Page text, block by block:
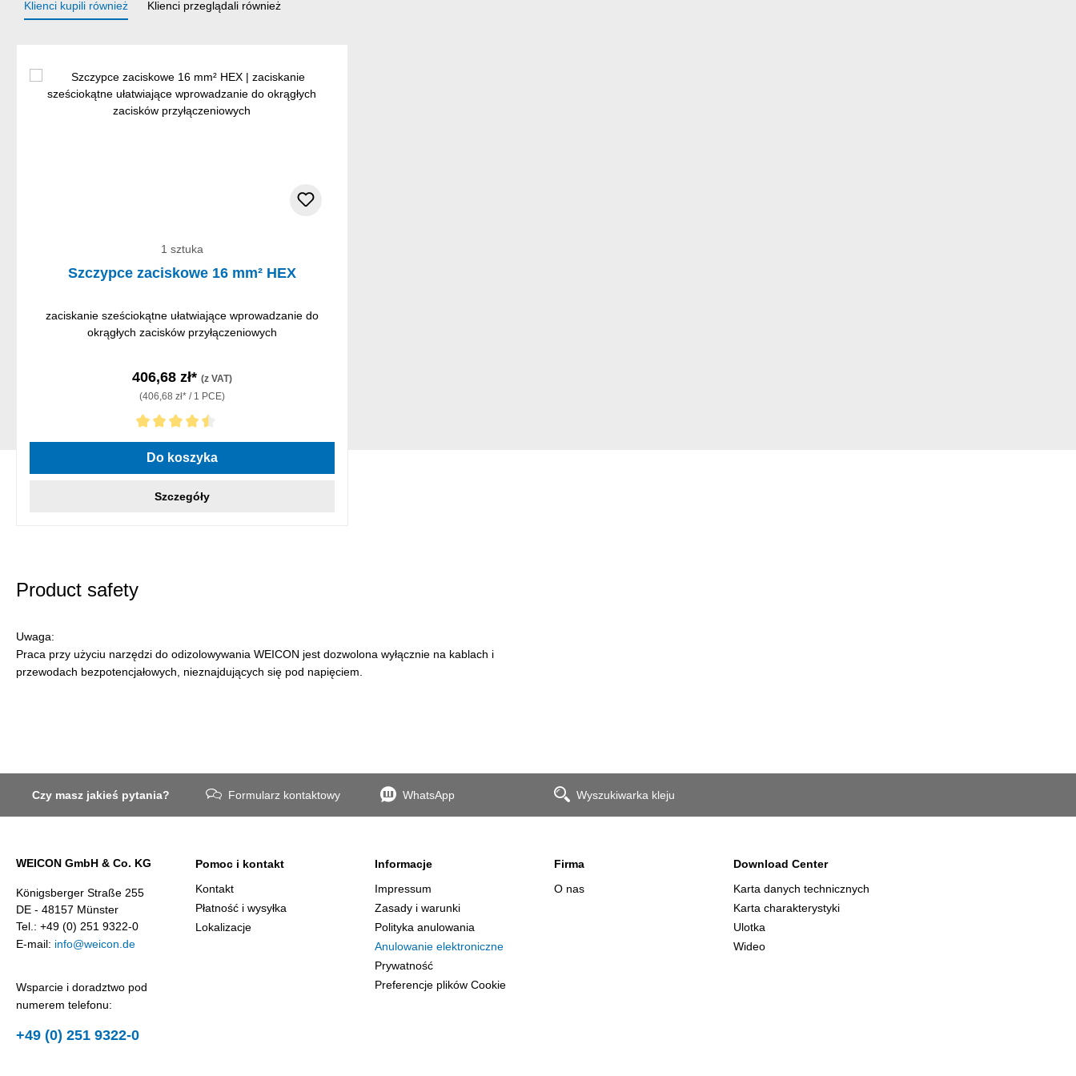
Klienci kupili również Klienci przeglądali również
1 sztuka
Szczypce zaciskowe 16 mm² HEX
zaciskanie sześciokątne ułatwiające wprowadzanie do
okrągłych zacisków przyłączeniowych
406,68 zł* (z VAT)
(406,68 zł* / 1 PCE)
Średnia ocena 4.5 z 5 gwiazdek
Do koszyka
Szczegóły
Product safety
Uwaga:
Praca przy użyciu narzędzi do odizolowywania WEICON jest dozwolona wyłącznie na kablach i
przewodach bezpotencjałowych, nieznajdujących się pod napięciem.
Czy masz jakieś pytania? Formularz kontaktowy WhatsApp Wyszukiwarka kleju
WEICON GmbH & Co. KG
Königsberger Straße 255
DE - 48157 Münster
Tel.: +49 (0) 251 9322-0
E-mail: info@weicon.de
Wsparcie i doradztwo pod
numerem telefonu:
+49 (0) 251 9322-0
Pomoc i kontakt
Kontakt
Płatność i wysyłka
Lokalizacje
Informacje
Impressum
Zasady i warunki
Polityka anulowania
Anulowanie elektroniczne
Prywatność
Preferencje plików Cookie
Firma
O nas
Download Center
Karta danych technicznych
Karta charakterystyki
Ulotka
Wideo